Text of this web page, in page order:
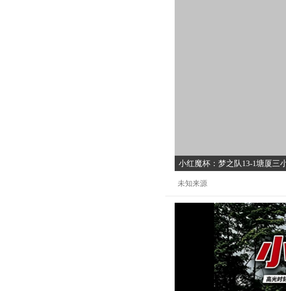
小红魔杯：梦之队13-1塘厦三
未知来源